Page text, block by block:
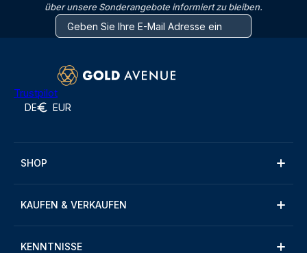
über unsere Sonderangebote informiert zu bleiben.
Trustpilot
DE EUR
SHOP
KAUFEN & VERKAUFEN
KENNTNISSE